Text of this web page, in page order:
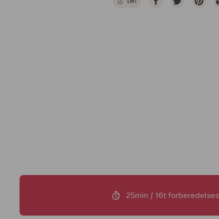
25min / 16t